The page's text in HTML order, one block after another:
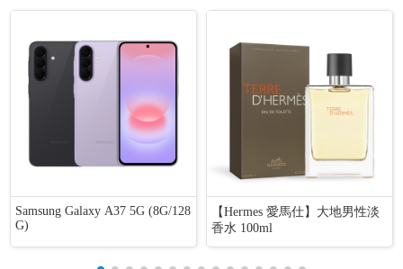
Samsung Galaxy A37 5G (8G/128
G)
【Hermes 愛馬仕】大地男性淡
香水 100ml